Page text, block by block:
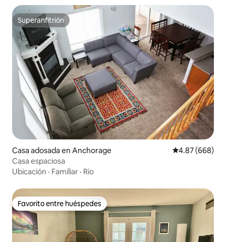
Superanfitrión
Superanfitrión
Casa adosada en Anchorage Calificación
4.87 (668)
Casa espaciosa
Ubicación · Familiar · Río
Favorito entre huéspedes
Favorito entre huéspedes